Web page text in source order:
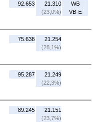
92.653
21.310
(23,0%)
WB
VB-E
75.638
21.254
(28,1%)
95.287
21.249
(22,3%)
89.245
21.151
(23,7%)